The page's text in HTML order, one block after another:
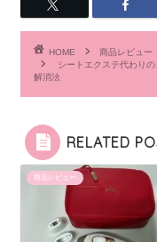
HOME
商品レビュー
シートエクステ代わり
解消法
RELATED
商品レビュー